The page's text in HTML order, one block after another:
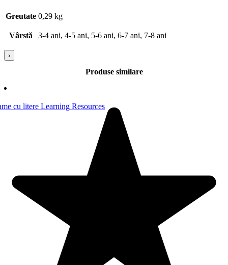
Greutate 0,29 kg
Vârstă 3-4 ani, 4-5 ani, 5-6 ani, 6-7 ani, 7-8 ani
›
Produse similare